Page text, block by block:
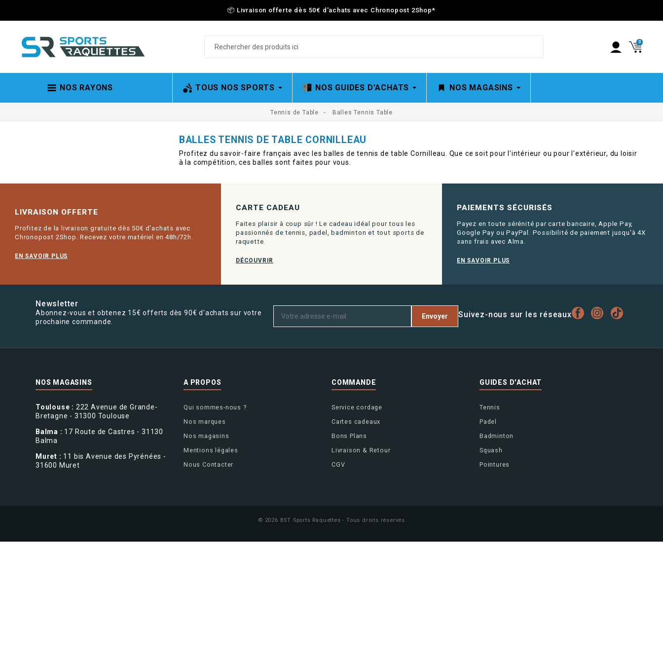
📦 Livraison offerte dès 50€ d'achats avec Chronopost 2Shop*
0
NOS RAYONS TOUS NOS SPORTS NOS GUIDES D'ACHATS NOS MAGASINS
Tennis de Table Balles Tennis Table
BALLES TENNIS DE TABLE CORNILLEAU
Profitez du savoir-faire français avec les balles de tennis de table Cornilleau. Que ce soit pour l'intérieur ou pour l'extérieur, du loisir
à la compétition, ces balles sont faites pour vous.
LIVRAISON OFFERTE
Profitez de la livraison gratuite dès 50€ d'achats avec
Chronopost 2Shop. Recevez votre matériel en 48h/72h.
EN SAVOIR PLUS
CARTE CADEAU
Faites plaisir à coup sûr ! Le cadeau idéal pour tous les
passionnés de tennis, padel, badminton et tout sports de
raquette.
DÉCOUVRIR
PAIEMENTS SÉCURISÉS
Payez en toute sérénité par carte bancaire, Apple Pay,
Google Pay ou PayPal. Possibilité de paiement jusqu'à 4X
sans frais avec Alma.
EN SAVOIR PLUS
Newsletter
Abonnez-vous et obtenez 15€ offerts dès 90€ d'achats sur votre
prochaine commande.
Envoyer Suivez-nous sur les réseaux
NOS MAGASINS
Toulouse : 222 Avenue de Grande-
Bretagne - 31300 Toulouse
Balma : 17 Route de Castres - 31130
Balma
Muret : 11 bis Avenue des Pyrénées -
31600 Muret
A PROPOS
Qui sommes-nous ?
Nos marques
Nos magasins
Mentions légales
Nous Contacter
COMMANDE
Service cordage
Cartes cadeaux
Bons Plans
Livraison & Retour
CGV
GUIDES D'ACHAT
Tennis
Padel
Badminton
Squash
Pointures
© 2026 BST Sports Raquettes - Tous droits réservés